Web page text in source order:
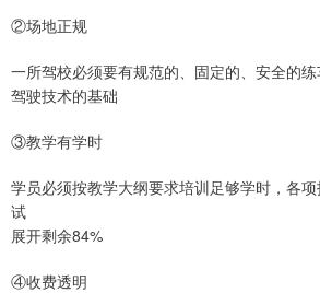
②场地正规
一所驾校必须要有规范的、固定的、安全的
驾驶技术的基础
③教学有学时
学员必须按教学大纲要求培训足够学时，各
试
展开剩余84%
④收费透明